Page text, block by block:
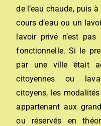
de l’eau chaude, puis
cours d’eau ou un
lavoir privé n’est pas
fonctionnelle. Si le
par une ville était
citoyennes ou
citoyens, les
appartenant aux
ou réservés en